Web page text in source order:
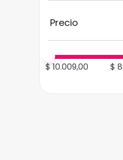
$ 10.009,00 $